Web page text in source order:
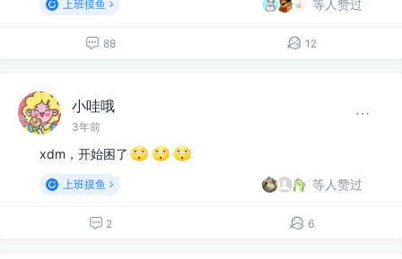
上班摸鱼 等人赞过
88 12
小哇哦
3年前
xdm，开始困了
上班摸鱼 等人赞过
2 6